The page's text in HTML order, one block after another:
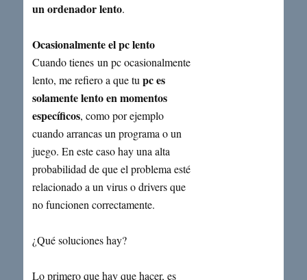
un ordenador lento.
Ocasionalmente el pc lento
Cuando tienes un pc ocasionalmente
lento, me refiero a que tu pc es
solamente lento en momentos
específicos, como por ejemplo
cuando arrancas un programa o un
juego. En este caso hay una alta
probabilidad de que el problema esté
relacionado a un virus o drivers que
no funcionen correctamente.
¿Qué soluciones hay?
Lo primero que hay que hacer, es